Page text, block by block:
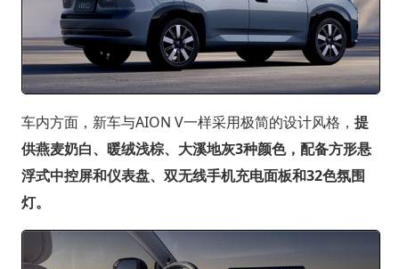
车内方面，新车与AION V一样采用极简的设计风格， 提
供燕麦奶白、暖绒浅棕、大溪地灰3种颜色，配备方形悬
浮式中控屏和仪表盘、双无线手机充电面板和32色氛围
灯。